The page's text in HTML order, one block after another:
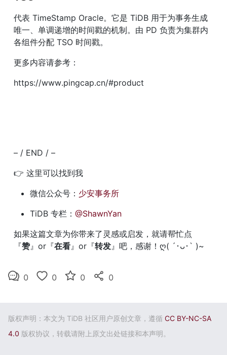
代表 TimeStamp Oracle。它是 TiDB 用于为事务生成
唯一、单调递增的时间戳的机制。由 PD 负责为集群内
各组件分配 TSO 时间戳。
更多内容请参考：
https://www.pingcap.cn/#product
– / END / –
👉 这里可以找到我
微信公众号： 少安事务所
TiDB 专栏： @ShawnYan
如果这篇文章为你带来了灵感或启发，就请帮忙点
『赞 』or『在看 』or『转发 』吧，感谢！ღ( ´･ᴗ･` )~
0 0 0 0
版权声明：本文为 TiDB 社区用户原创文章，遵循 CC BY-NC-SA
4.0 版权协议，转载请附上原文出处链接和本声明。